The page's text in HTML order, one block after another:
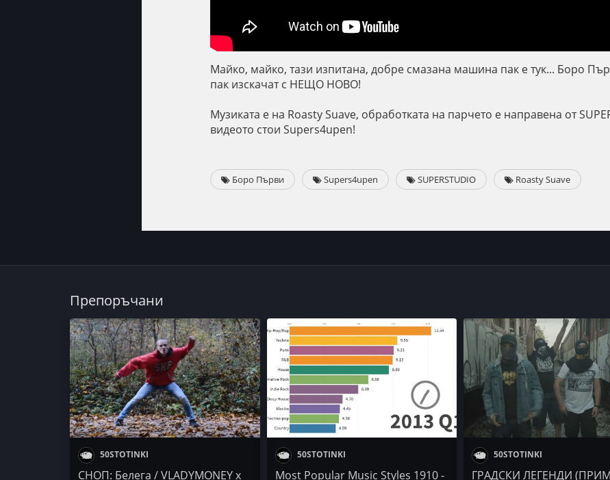
Майко, майко, тази изпитана, добре смазана машина пак е тук... Боро
пак изскачат с НЕЩО НОВО!
Музиката е на Roasty Suave, обработката на парчето е направена от
видеото стои Supers4upen!
Боро Първи Supers4upen SUPERSTUDIO Roasty Suave
Препоръчани
50STOTINKI
СНОП: Белега / VLADYMONEY x
50STOTINKI
Most Popular Music Styles 1910 -
50STOTINKI
ГРАДСКИ ЛЕГЕНДИ